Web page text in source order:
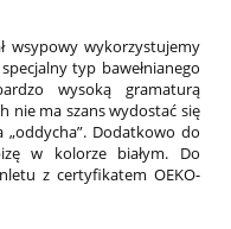
wsypowy wykorzystujemy
typ bawełnianego
wysoką gramaturą
nie ma szans wydostać się
„oddycha”. Dodatkowo do
w kolorze białym. Do
z certyfikatem OEKO-